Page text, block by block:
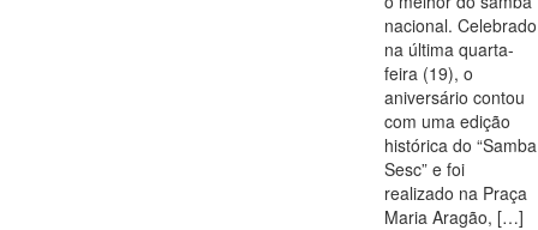
nacional. Celebrado
na última quarta-
feira (19), o
aniversário contou
com uma edição
histórica do “Samba
Sesc” e foi
realizado na Praça
Maria Aragão, […]